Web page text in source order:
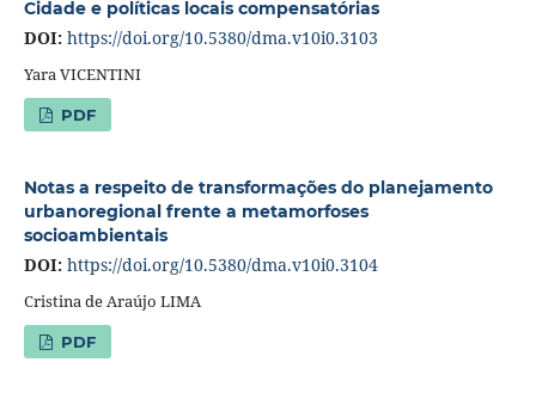
Cidade e políticas locais compensatórias
DOI: https://doi.org/10.5380/dma.v10i0.3103
Yara VICENTINI
PDF
Notas a respeito de transformações do planejamento
urbanoregional frente a metamorfoses
socioambientais
DOI: https://doi.org/10.5380/dma.v10i0.3104
Cristina de Araújo LIMA
PDF